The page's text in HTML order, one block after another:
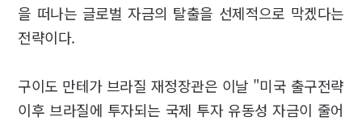
을 떠나는 글로벌 자금의 탈출을 선제적으로 막겠다는
전략이다.
구이도 만테가 브라질 재정장관은 이날 "미국 출구전략
이후 브라질에 투자되는 국제 투자 유동성 자금이 줄어